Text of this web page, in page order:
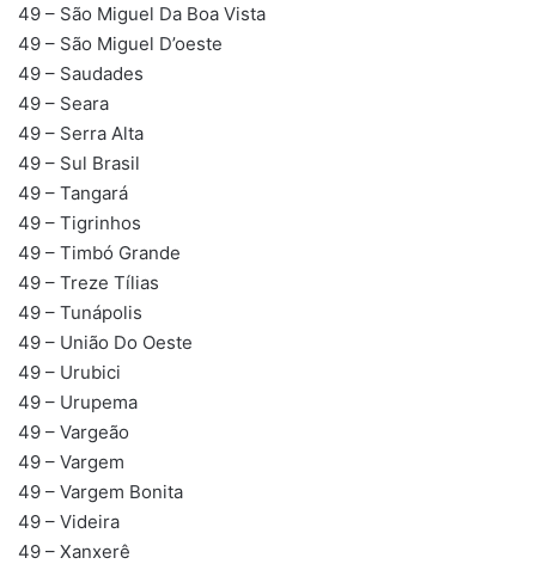
49 – São Miguel Da Boa Vista
49 – São Miguel D’oeste
49 – Saudades
49 – Seara
49 – Serra Alta
49 – Sul Brasil
49 – Tangará
49 – Tigrinhos
49 – Timbó Grande
49 – Treze Tílias
49 – Tunápolis
49 – União Do Oeste
49 – Urubici
49 – Urupema
49 – Vargeão
49 – Vargem
49 – Vargem Bonita
49 – Videira
49 – Xanxerê